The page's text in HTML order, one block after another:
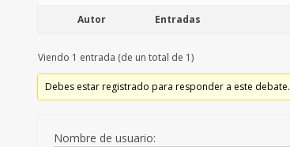
Autor Entradas
Viendo 1 entrada (de un total de 1)
Debes estar registrado para responder a este debate.
Nombre de usuario: